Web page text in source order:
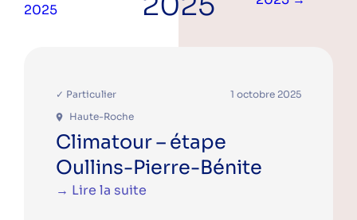
Suivez-nous sur les réseaux pour ne rien
râter !
InstagramLinkedInFacebookYouTube
2025
✓ Particulier
1 octobre 2025
Haute-Roche
Climatour – étape
Oullins-Pierre-Bénite
→ Lire la suite